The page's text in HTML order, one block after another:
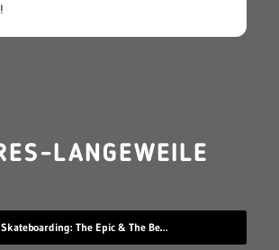
LANGEWEILE
Beautiful Skateboarding: The Epic & The Beasts